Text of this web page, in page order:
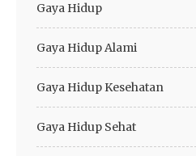
Gaya Hidup
Gaya Hidup Alami
Gaya Hidup Kesehatan
Gaya Hidup Sehat